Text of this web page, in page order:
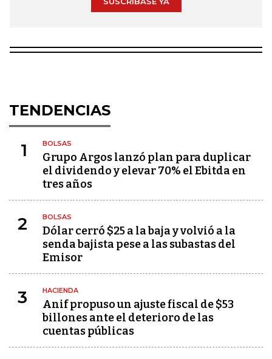
TENDENCIAS
1 BOLSAS
Grupo Argos lanzó plan para duplicar
el dividendo y elevar 70% el Ebitda en
tres años
2 BOLSAS
Dólar cerró $25 a la baja y volvió a la
senda bajista pese a las subastas del
Emisor
3 HACIENDA
Anif propuso un ajuste fiscal de $53
billones ante el deterioro de las
cuentas públicas